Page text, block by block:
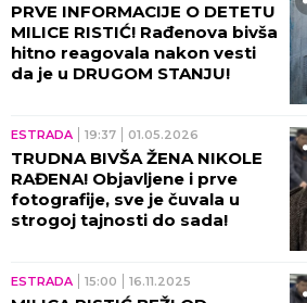
PRVE INFORMACIJE O DETETU
MILICE RISTIĆ! Rađenova bivša
hitno reagovala nakon vesti
da je u DRUGOM STANJU!
ESTRADA 19:37 01.05.2026
TRUDNA BIVŠA ŽENA NIKOLE
RAĐENA! Objavljene i prve
fotografije, sve je čuvala u
strogoj tajnosti do sada!
ESTRADA 15:00 16.11.2025